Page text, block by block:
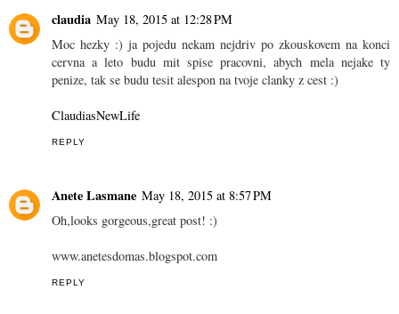
claudia May 18, 2015 at 12:28 PM
Moc hezky :) ja pojedu nekam nejdriv po zkouskovem na konci
cervna a leto budu mit spise pracovni, abych mela nejake ty
penize, tak se budu tesit alespon na tvoje clanky z cest :)
ClaudiasNewLife
REPLY
Anete Lasmane May 18, 2015 at 8:57 PM
Oh,looks gorgeous,great post! :)
www.anetesdomas.blogspot.com
REPLY